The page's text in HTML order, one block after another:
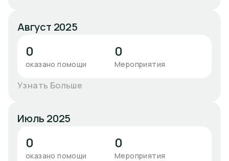
Август 2025
0
оказано помощи
0
Мероприятия
Узнать Больше
Июль 2025
0
оказано помощи
0
Мероприятия